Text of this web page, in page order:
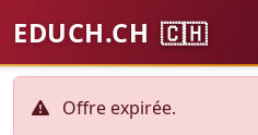
EDUCH.CH 🇨🇭
Offre expirée.